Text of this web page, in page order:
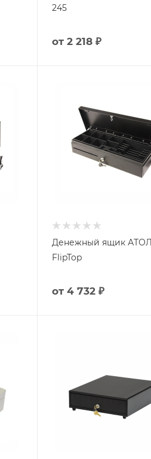
245
от 2 218 ₽
Денежный ящик АТОЛ
FlipTop
от 4 732 ₽